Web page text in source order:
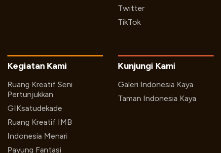
Twitter
TikTok
Kegiatan Kami
Ruang Kreatif Seni
Pertunjukkan
GIKsatudekade
Ruang Kreatif IMB
Indonesia Menari
Payung Fantasi
Kunjungi Kami
Galeri Indonesia Kaya
Taman Indonesia Kaya